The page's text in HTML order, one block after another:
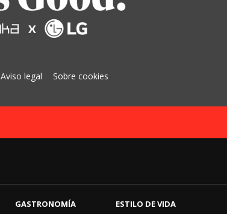
Aviso legal Sobre cookies
GASTRONOMÍA
ESTILO DE VIDA